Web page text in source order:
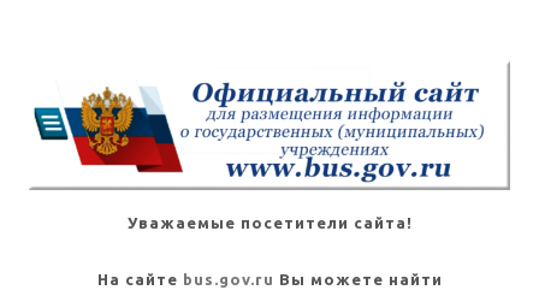
Уважаемые посетители сайта!
На сайте bus.gov.ru Вы можете найти